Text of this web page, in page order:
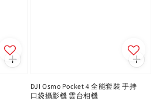
DJI Osmo Pocket 4 全能套裝 手持
口袋攝影機 雲台相機